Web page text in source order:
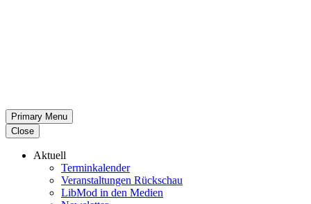
Primary Menu
Close
Aktuell
Termin­ka­lender
Veran­stal­tungen Rückschau
LibMod in den Medien